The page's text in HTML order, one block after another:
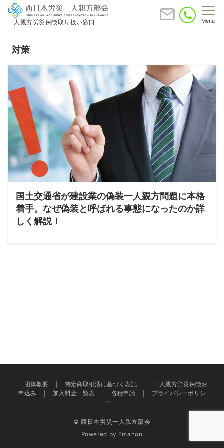
一人親方労災保険取り扱い窓口 Menu
対策
国土交通省が建設業の偽装一人親方問題に本格
着手。なぜ偽装と呼ばれる事態になったのか詳
しく解説！
団体概要 特定商取引法に基づく表記
一人親方労災保険お
申込み
加入料金一覧表 各種申請
プライバシーポリシ
ー
© 西日本労災一人親方部会
Powered by Emanon